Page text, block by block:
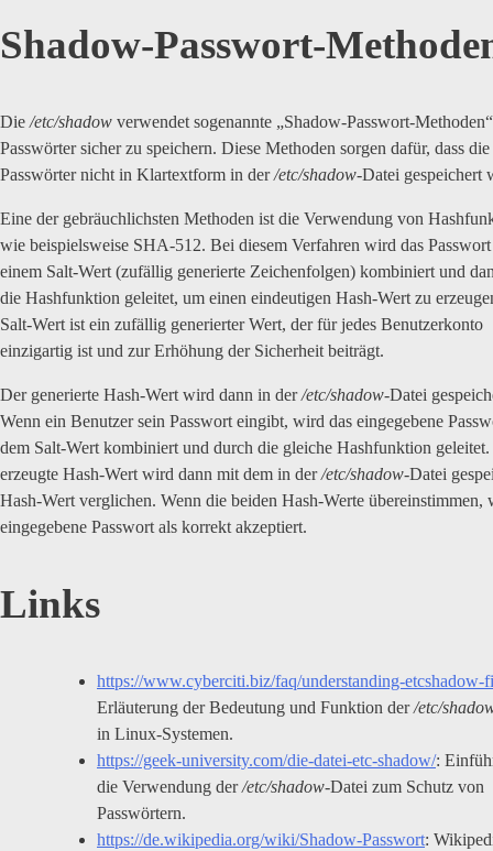
Shadow-Passwort-
Die /etc/shadow verwendet sogenannte „Shadow-Passwort-
Passwörter sicher zu speichern. Diese Methoden sorgen dafür, dass die
Passwörter nicht in Klartextform in der/etc/shadow-Datei gespeichert
Eine der gebräuchlichsten Methoden ist die Verwendung von
wie beispielsweise SHA-512. Bei diesem Verfahren wird das
einem Salt-Wert (zufällig generierte Zeichenfolgen) kombiniert und
die Hashfunktion geleitet, um einen eindeutigen Hash-Wert zu
Salt-Wert ist ein zufällig generierter Wert, der für jedes Benutzerkonto
einzigartig ist und zur Erhöhung der Sicherheit beiträgt.
Der generierte Hash-Wert wird dann in der/etc/shadow-Datei
Wenn ein Benutzer sein Passwort eingibt, wird das eingegebene
dem Salt-Wert kombiniert und durch die gleiche Hashfunktion
erzeugte Hash-Wert wird dann mit dem in der/etc/shadow-Datei
Hash-Wert verglichen. Wenn die beiden Hash-Werte übereinstimmen,
eingegebene Passwort als korrekt akzeptiert.
Links
https://www.cyberciti.biz/faq/understanding-etcshadow-
Erläuterung der Bedeutung und Funktion der/etc/
in Linux-Systemen.
https://geek-university.com/die-datei-etc-shadow/:
die Verwendung der/etc/shadow-Datei zum Schutz von
Passwörtern.
https://de.wikipedia.org/wiki/Shadow-Passwort: